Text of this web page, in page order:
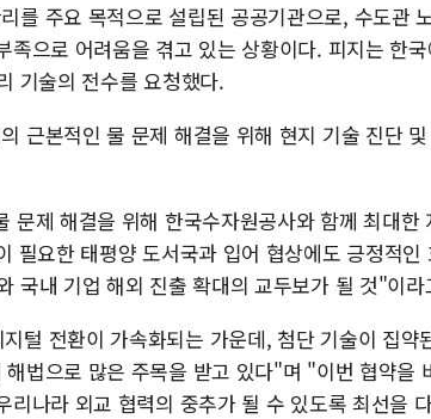
를 주요 목적으로 설립된 공공기관으로, 수도관
으로 어려움을 겪고 있는 상황이다. 피지는 한
기술의 전수를 요청했다.
근본적인 물 문제 해결을 위해 현지 기술 진단
문제 해결을 위해 한국수자원공사와 함께 최대한
필요한 태평양 도서국과 입어 협상에도 긍정적인
국내 기업 해외 진출 확대의 교두보가 될 것"이라
털 전환이 가속화되는 가운데, 첨단 기술이 집약
법으로 많은 주목을 받고 있다"며 "이번 협약을
리나라 외교 협력의 중추가 될 수 있도록 최선을